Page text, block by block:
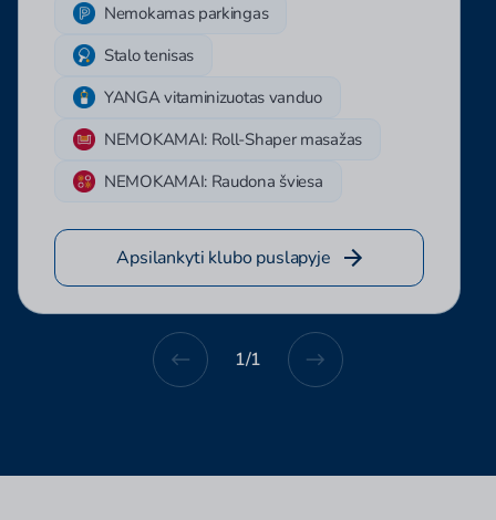
Nemokamas parkingas
Stalo tenisas
YANGA vitaminizuotas vanduo
NEMOKAMAI: Roll-Shaper masažas
NEMOKAMAI: Raudona šviesa
Apsilankyti klubo puslapyje
1/1